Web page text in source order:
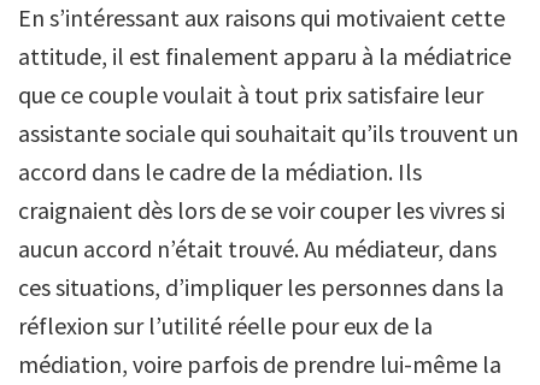
En s’intéressant aux raisons qui motivaient cette
attitude, il est finalement apparu à la médiatrice
que ce couple voulait à tout prix satisfaire leur
assistante sociale qui souhaitait qu’ils trouvent un
accord dans le cadre de la médiation. Ils
craignaient dès lors de se voir couper les vivres si
aucun accord n’était trouvé. Au médiateur, dans
ces situations, d’impliquer les personnes dans la
réflexion sur l’utilité réelle pour eux de la
médiation, voire parfois de prendre lui-même la